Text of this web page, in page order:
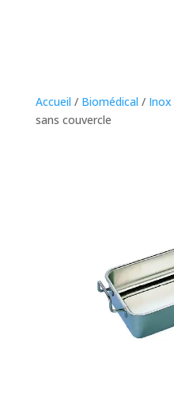
Accueil / Biomédical / Inox
sans couvercle